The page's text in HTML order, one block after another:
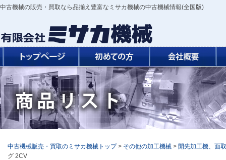
中古機械の販売・買取なら品揃え豊富なミサカ機械の中古機械情報(全国版)
中古機械販売・買取のミサカ機械トップ > その他の加工機械 > 開先加工機、面
グ 2CV